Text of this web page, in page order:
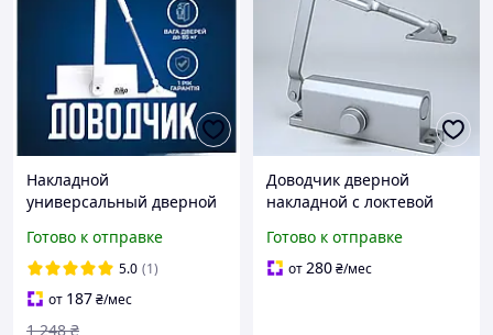
Накладной
универсальный дверной
локтевой тягой,
гидравлический, 65 85 кг,
алюминиевый корпус
Готово к отправке
5.0 (1)
от 187₴/мес
1 248 ₴
Доводчик дверной
накладной с локтевой
открытого положения
KEDR F-062 (вес двери 60-
Готово к отправке
от280₴/мес